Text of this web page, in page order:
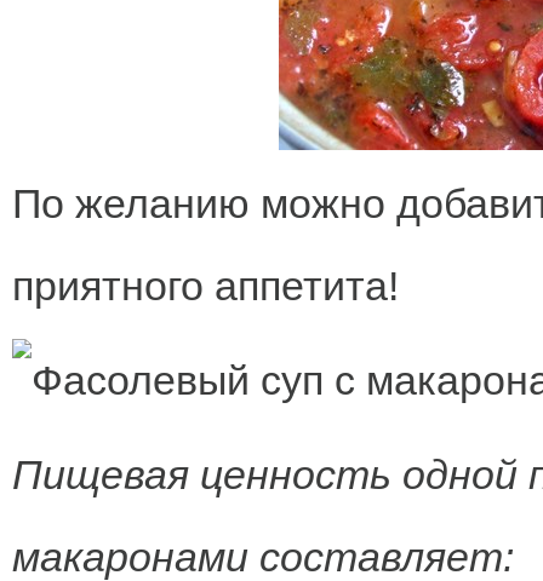
По желанию можно
приятного аппетита!
Пищевая ценность одной
макаронами составляет: